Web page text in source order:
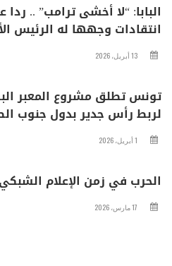
البابا: “لا أخشى ترامب” .. ردا
انتقادات وجهها له الرئيس
13 أبريل، 2026
تونس تطلق مشروع المعبر
لربط رأس جدير بدول جنوب
1 أبريل، 2026
الحرب في زمن الإعلام الشبكي
17 مارس، 2026